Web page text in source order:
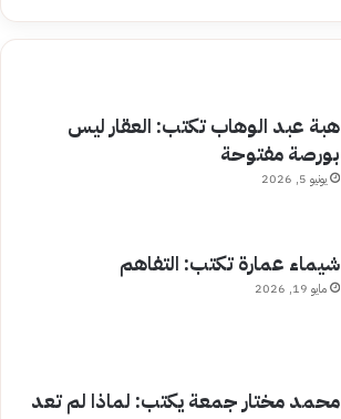
هبة عبد الوهاب تكتب: العقار ليس
بورصة مفتوحة
يونيو 5, 2026
شيماء عمارة تكتب: التفاهم
مايو 19, 2026
محمد مختار جمعة يكتب: لماذا لم تعد